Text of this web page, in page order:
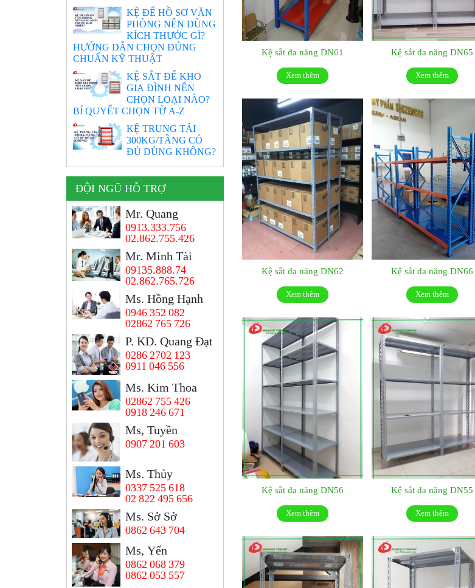
Kệ sắt đa năng DN61
Xem thêm
Kệ sắt đa năng DN65
Xem thêm
Kệ sắt đa năng DN62
Xem thêm
Kệ sắt đa năng DN66
Xem thêm
Kệ sắt đa năng DN56
Xem thêm
Kệ sắt đa năng DN55
Xem thêm
KỆ ĐỂ HỒ SƠ VĂN
PHÒNG NÊN DÙNG
KÍCH THƯỚC GÌ?
HƯỚNG DẪN CHỌN ĐÚNG
CHUẨN KỸ THUẬT
KỆ SẮT ĐỂ KHO
GIA ĐÌNH NÊN
CHỌN LOẠI NÀO?
BÍ QUYẾT CHỌN TỪ A-Z
KỆ TRUNG TẢI
300KG/TẦNG CÓ
ĐỦ DÙNG KHÔNG?
ĐỘI NGŨ HỖ TRỢ
Mr. Quang
0913.333.756
02.862.755.426
Mr. Minh Tài
09135.888.74
02.862.765.726
Ms. Hồng Hạnh
0946 352 082
02862 765 726
P. KD. Quang Đạt
0286 2702 123
0911 046 556
Ms. Kim Thoa
02862 755 426
0918 246 671
Ms, Tuyền
0907 201 603
Ms. Thủy
0337 525 618
02 822 495 656
Ms. Sở Sở
0862 643 704
Ms, Yến
0862 068 379
0862 053 557